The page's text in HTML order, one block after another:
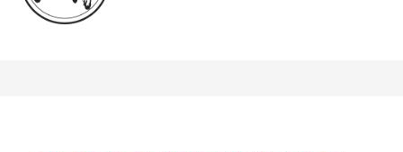
Datenschutz